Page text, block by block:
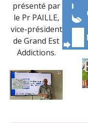
présenté par
le Pr PAILLE,
vice-président
de Grand Est
Addictions.